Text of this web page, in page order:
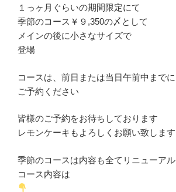
１っヶ月ぐらいの期間限定にて
季節のコース￥９,350の〆として
メインの後に小さなサイズで
登場
コースは、前日または当日午前中までに
ご予約ください
皆様のご予約をお待ちしております
レモンケーキもよろしくお願い致します
季節のコースは内容も全てリニューアル
コース内容は